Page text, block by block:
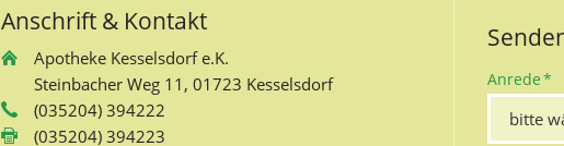
Anschrift & Kontakt
Apotheke Kesselsdorf e.K.
Steinbacher Weg 11, 01723 Kesselsdorf
(035204) 394222
(035204) 394223
Pflichtfeld
Anrede*